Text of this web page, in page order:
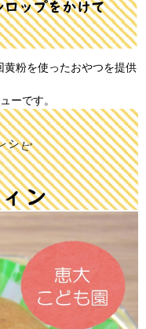
粉を使ったおやつを提供
ーです。